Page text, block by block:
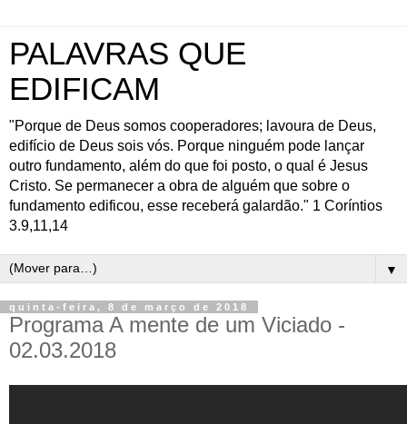
PALAVRAS QUE
EDIFICAM
"Porque de Deus somos cooperadores; lavoura de Deus,
edifício de Deus sois vós. Porque ninguém pode lançar
outro fundamento, além do que foi posto, o qual é Jesus
Cristo. Se permanecer a obra de alguém que sobre o
fundamento edificou, esse receberá galardão." 1 Coríntios
3.9,11,14
▼
quinta-feira, 8 de março de 2018
Programa A mente de um Viciado -
02.03.2018